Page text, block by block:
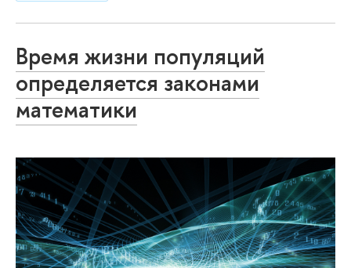
Время жизни популяций
определяется законами
математики